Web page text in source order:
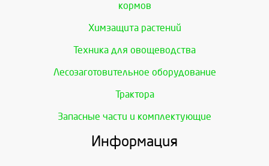
кормов
Химзащита растений
Техника для овощеводства
Лесозаготовительное оборудование
Трактора
Запасные части и комплектующие
Информация